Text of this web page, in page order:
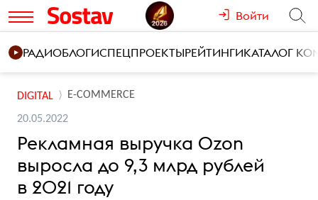
Войти
РАДИОБЛОГИСПЕЦПРОЕКТЫРЕЙТИНГИКАТАЛОГ
DIGITAL E-COMMERCE
20.05.2022
Рекламная выручка Ozon
выросла до 9,3 млрд рублей
в 2021 году